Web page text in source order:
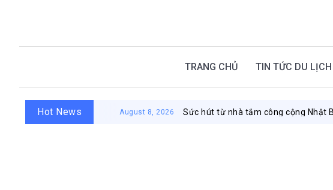
TRANG CHỦ TIN TỨC DU
Hot News
August 8, 2026 Sức hút từ nhà tắm công cộng Nhật Bản: Khi văn